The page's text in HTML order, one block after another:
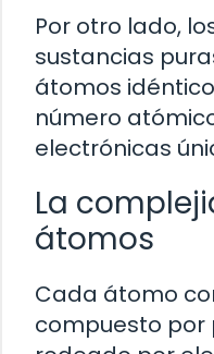
Por otro lado,
sustancias
átomos
número
electrónicas
La
átomos
Cada átomo
compuesto por